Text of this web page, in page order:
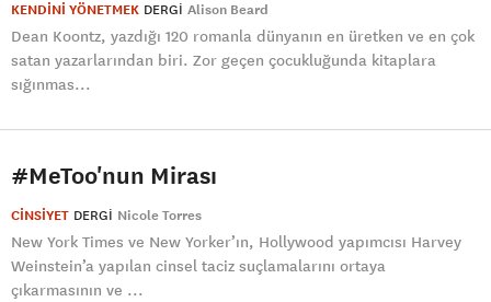
KENDİNİ YÖNETMEK DERGI Alison Beard
Dean Koontz, yazdığı 120 romanla dünyanın en üretken ve en çok
satan yazarlarından biri. Zor geçen çocukluğunda kitaplara
sığınmas...
#MeToo'nun Mirası
CİNSİYET DERGI Nicole Torres
New York Times ve New Yorker’ın, Hollywood yapımcısı Harvey
Weinstein’a yapılan cinsel taciz suçlamalarını ortaya
çıkarmasının ve ...